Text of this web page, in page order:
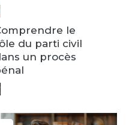
le
du parti civil
un procès